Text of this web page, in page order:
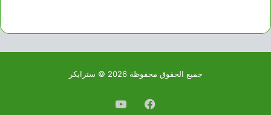
جميع الحقوق محفوظة 2026 © سترايكر
فيسبوكيوتيوب